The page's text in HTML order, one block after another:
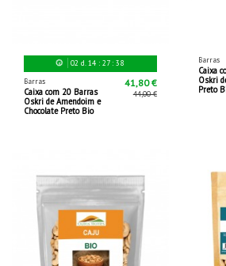
02 d. 14 :27:36
Barras
Caixa com 20 Barras
Oskri de Amendoim e
Chocolate Preto Bio
41,80 €
44,00 €
Barras
Caixa
Oskri
Preto